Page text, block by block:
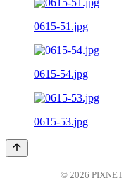
0615-51.jpg
0615-54.jpg
0615-53.jpg
© 2026 PIXNET